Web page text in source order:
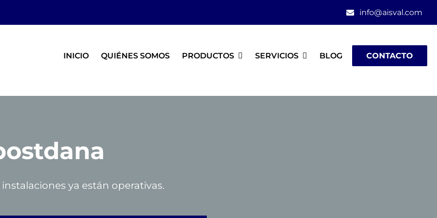
info@aisval.com
INICIO QUIÉNES SOMOS PRODUCTOS SERVICIOS BLOG CONTACTO
ya están operativas.